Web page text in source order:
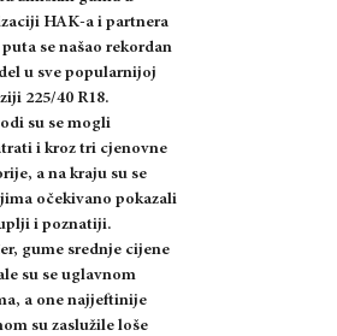
HAK-a i partnera
se našao rekordan
u sve popularnijoj
225/40 R18.
su se mogli
i kroz tri cjenovne
a na kraju su se
očekivano pokazali
i poznatiji.
gume srednje cijene
su se uglavnom
a one najjeftinije
su zaslužile loše